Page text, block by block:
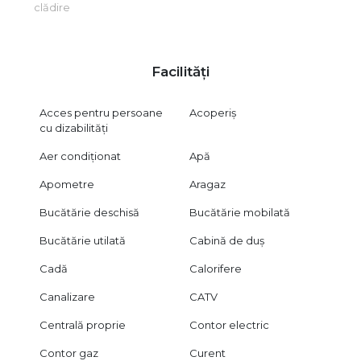
clădire
Facilități
Acces pentru persoane
cu dizabilități
Acoperiș
Aer condiționat Apă
Apometre Aragaz
Bucătărie deschisă Bucătărie mobilată
Bucătărie utilată Cabină de duș
Cadă Calorifere
Canalizare CATV
Centrală proprie Contor electric
Contor gaz Curent